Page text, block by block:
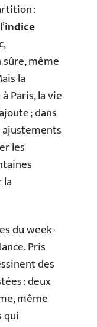
:
indice
même
la
Paris, la vie
; dans
les
la
du week-
Pris
des
: deux
même
qui